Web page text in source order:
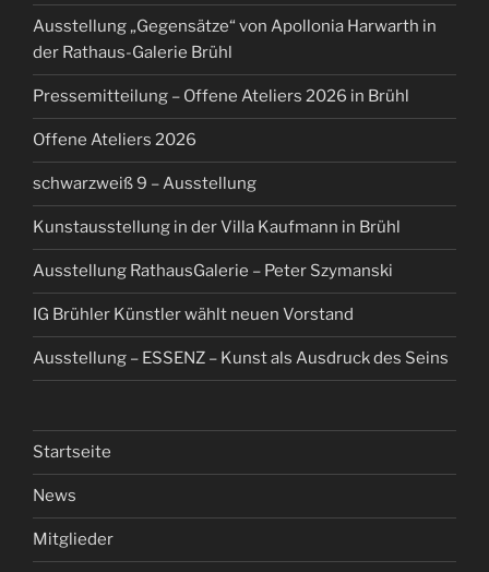
Ausstellung „Gegensätze“ von Apollonia Harwarth in
der Rathaus-Galerie Brühl
Pressemitteilung – Offene Ateliers 2026 in Brühl
Offene Ateliers 2026
schwarzweiß 9 – Ausstellung
Kunstausstellung in der Villa Kaufmann in Brühl
Ausstellung RathausGalerie – Peter Szymanski
IG Brühler Künstler wählt neuen Vorstand
Ausstellung – ESSENZ – Kunst als Ausdruck des Seins
Startseite
News
Mitglieder